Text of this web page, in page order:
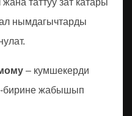
таттуу зат катары
ал нымдагычтарды
– кумшекерди
бирине жабышып